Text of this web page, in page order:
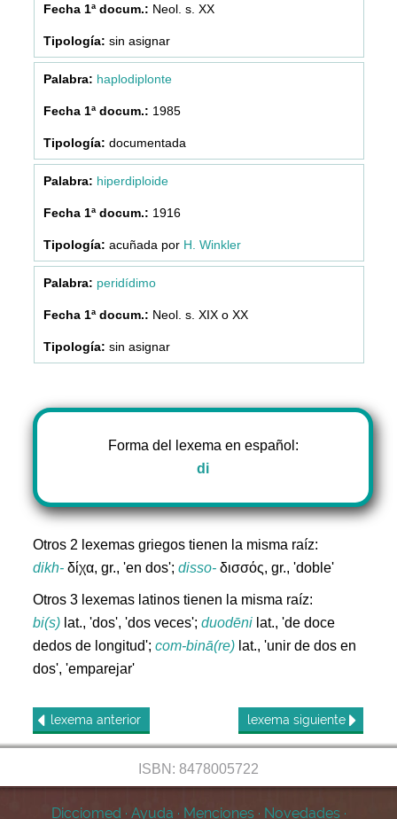
Neol. s. XX
sin asignar
haplodiplonte
1985
documentada
hiperdiploide
1916
acuñada por H. Winkler
peridídimo
Neol. s. XIX o XX
sin asignar
Forma del lexema en español:
di
Otros 2 lexemas griegos tienen la misma raíz:
dikh- δίχα, gr., 'en dos';disso- δισσός, gr., 'doble'
Otros 3 lexemas latinos tienen la misma raíz:
bi(s) lat., 'dos', 'dos veces';duodēni lat., 'de doce
dedos de longitud';com-binā(re) lat., 'unir de dos en
dos', 'emparejar'
lexema anterior lexema siguiente
ISBN: 8478005722
Dicciomed · Ayuda · Menciones · Novedades ·